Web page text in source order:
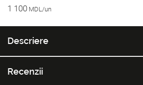
1 100 MDL/un
Descriere
Recenzii